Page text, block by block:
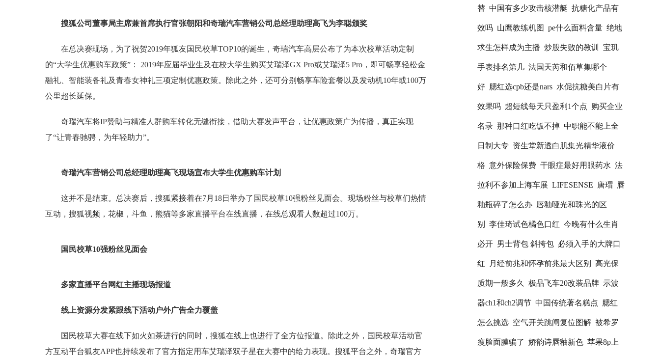
搜狐公司董事局主席兼首席执行官张朝阳和奇瑞汽车营销公司总经理助理高飞为李聪颁奖
在总决赛现场，为了祝贺2019年狐友国民校草TOP10的诞生，奇瑞汽车高层公布了为本次校草活动定制
的“大学生优惠购车政策”： 2019年应届毕业生及在校大学生购买艾瑞泽GX Pro或艾瑞泽5 Pro，即可畅享轻松金
融礼、智能装备礼及青春女神礼三项定制优惠政策。除此之外，还可分别畅享车险套餐以及发动机10年或100万
公里超长延保。
奇瑞汽车将IP赞助与精准人群购车转化无缝衔接，借助大赛发声平台，让优惠政策广为传播，真正实现
了“让青春驰骋，为年轻助力”。
奇瑞汽车营销公司总经理助理高飞现场宣布大学生优惠购车计划
这并不是结束。总决赛后，搜狐紧接着在7月18日举办了国民校草10强粉丝见面会。现场粉丝与校草们热情
互动，搜狐视频，花椒，斗鱼，熊猫等多家直播平台在线直播，在线总观看人数超过100万。
国民校草10强粉丝见面会
多家直播平台网红主播现场报道
线上资源分发紧跟线下活动户外广告全力覆盖
国民校草大赛在线下如火如荼进行的同时，搜狐在线上也进行了全方位报道。除此之外，国民校草活动官
方互动平台狐友APP也持续发布了官方指定用车艾瑞泽双子星在大赛中的给力表现。搜狐平台之外，奇瑞官方
替 中国有多少攻击核潜艇 抗糖化产品有
效吗 山鹰教练机图 pe什么面料含量 绝地
求生怎样成为主播 炒股失败的教训 宝玑
手表排名第几 法国天芮和佰草集哪个
好 腮红选cpb还是nars 水伲抗糖美白片有
效果吗 超短线每天只盈利1个点 购买企业
名录 那种口红吃饭不掉 中职能不能上全
日制大专 资生堂新透白肌集光精华液价
格 意外保险保费 干眼症最好用眼药水 法
拉利不参加上海车展 LIFESENSE 唐瑁 唇
釉瓶碎了怎么办 唇釉哑光和珠光的区
别 李佳琦试色橘色口红 今晚有什么生肖
必开 男士背包 斜挎包 必须入手的大牌口
红 月经前兆和怀孕前兆最大区别 高光保
质期一般多久 极品飞车20改装品牌 示波
器ch1和ch2调节 中国传统著名糕点 腮红
怎么挑选 空气开关跳闸复位图解 被希罗
瘦脸面膜骗了 娇韵诗唇釉新色 苹果8p上